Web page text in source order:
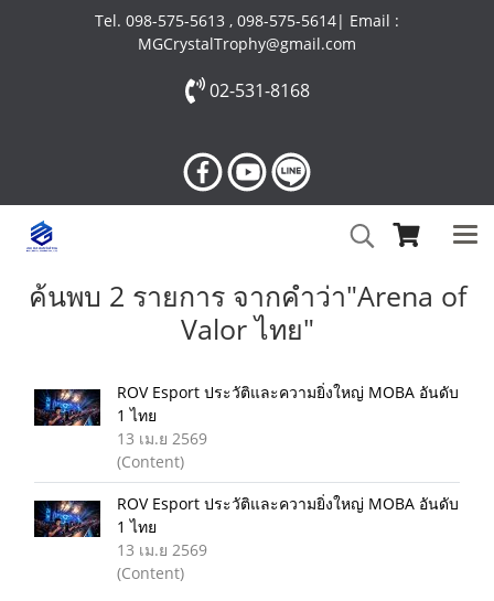
Tel. 098-575-5613 , 098-575-5614| Email :
MGCrystalTrophy@gmail.com
02-531-8168
ค้นพบ 2 รายการ จากคำว่า"Arena of
Valor ไทย"
ROV Esport ประวัติและความยิ่งใหญ่ MOBA อันดับ
1 ไทย
13 เม.ย 2569
(Content)
ROV Esport ประวัติและความยิ่งใหญ่ MOBA อันดับ
1 ไทย
13 เม.ย 2569
(Content)